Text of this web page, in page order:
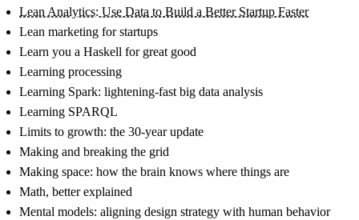
Lean Analytics: Use Data to Build a Better Startup Faster
Lean marketing for startups
Learn you a Haskell for great good
Learning processing
Learning Spark: lightening-fast big data analysis
Learning SPARQL
Limits to growth: the 30-year update
Making and breaking the grid
Making space: how the brain knows where things are
Math, better explained
Mental models: aligning design strategy with human behavior